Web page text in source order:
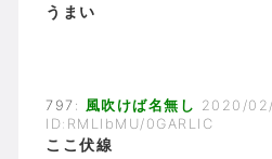
うまい
797: 風吹けば名無し 2020/
ID:RMLIbMU/0GARLIC
ここ伏線